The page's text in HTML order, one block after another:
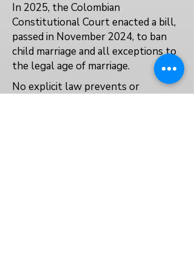
In 2025, the Colombian
Constitutional Court enacted a bill,
passed in November 2024, to ban
child marriage and all exceptions to
the legal age of marriage.
No explicit law prevents or